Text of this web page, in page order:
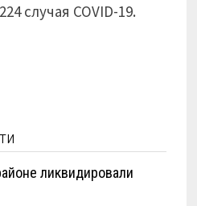
случая COVID-19.
ликвидировали